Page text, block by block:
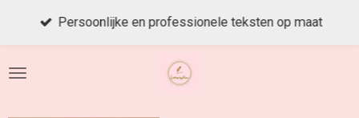
de
Persoonlijke en professionele teksten op maat